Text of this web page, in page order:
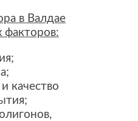
в Валдае
факторов:
качество